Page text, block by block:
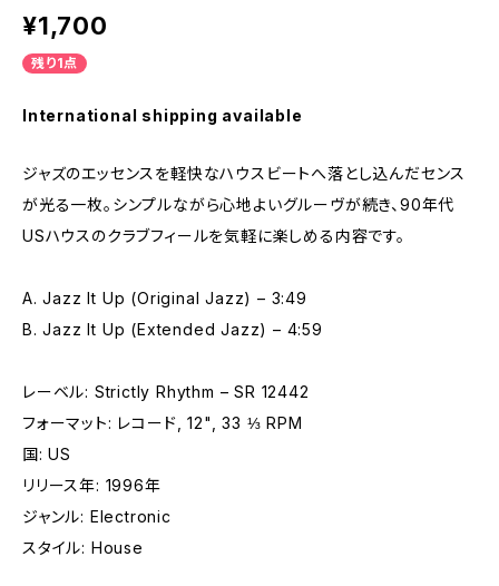
¥1,700
残り1点
International shipping available
ジャズのエッセンスを軽快なハウスビートへ落とし込んだセンス
が光る一枚。シンプルながら心地よいグルーヴが続き、90年代
USハウスのクラブフィールを気軽に楽しめる内容です。
A. Jazz It Up (Original Jazz) – 3:49
B. Jazz It Up (Extended Jazz) – 4:59
レーベル: Strictly Rhythm – SR 12442
フォーマット: レコード, 12", 33 ⅓ RPM
国: US
リリース年: 1996年
ジャンル: Electronic
スタイル: House